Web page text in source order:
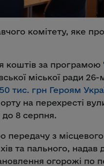
комітету, яке
коштів за програмою
міської ради
тис. грн Героям
на перехресті
8 серпня.
з
та пального, надав
огорожі по